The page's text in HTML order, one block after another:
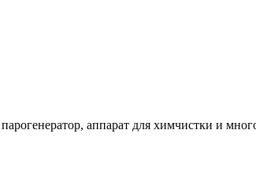
аппарат для химчистки и